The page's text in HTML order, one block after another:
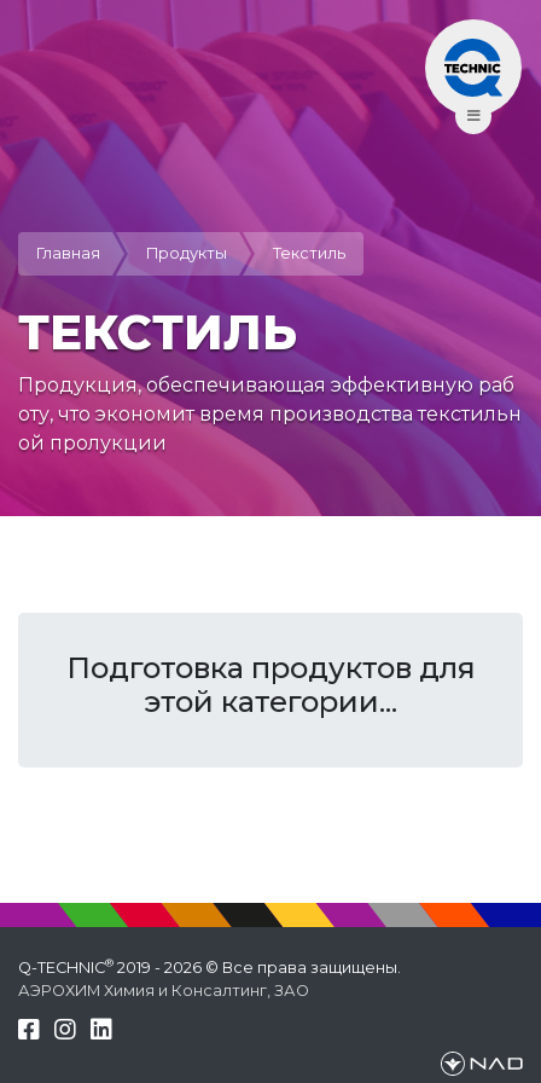
Главная Продукты Текстиль
ТЕКСТИЛЬ
Продукция, обеспечивающая эффективную раб
оту, что экономит время производства текстильн
ой пролукции
Подготовка продуктов для
этой категории...
Q-TECHNIC® 2019 - 2026 © Все права защищены.
АЭРОХИМ Химия и Консалтинг, ЗАО